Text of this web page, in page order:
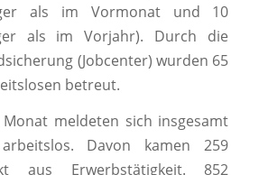
als im Vormonat und 10
als im Vorjahr). Durch die
(Jobcenter) wurden 65
betreut.
meldeten sich insgesamt
Davon kamen 259
aus Erwerbstätigkeit. 852